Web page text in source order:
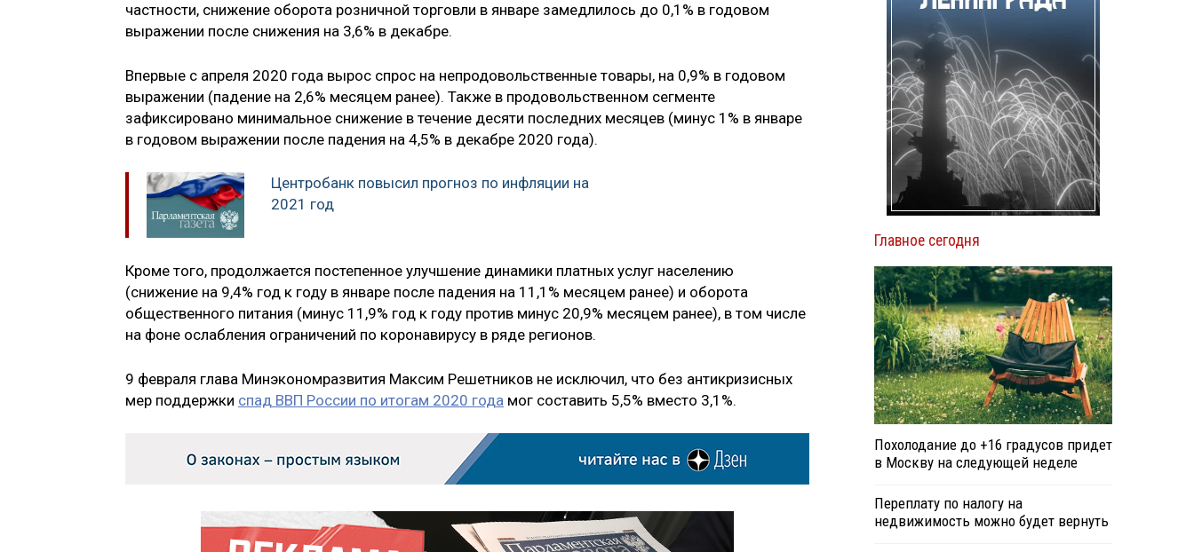
частности, снижение оборота розничной торговли в январе замедлилось до 0,1% в годовом
выражении после снижения на 3,6% в декабре.
Впервые с апреля 2020 года вырос спрос на непродовольственные товары, на 0,9% в годовом
выражении (падение на 2,6% месяцем ранее). Также в продовольственном сегменте
зафиксировано минимальное снижение в течение десяти последних месяцев (минус 1% в январе
в годовом выражении после падения на 4,5% в декабре 2020 года).
Центробанк повысил прогноз по инфляции на
2021 год
Кроме того, продолжается постепенное улучшение динамики платных услуг населению
(снижение на 9,4% год к году в январе после падения на 11,1% месяцем ранее) и оборота
общественного питания (минус 11,9% год к году против минус 20,9% месяцем ранее), в том числе
на фоне ослабления ограничений по коронавирусу в ряде регионов.
9 февраля глава Минэкономразвития Максим Решетников не исключил, что без антикризисных
мер поддержки спад ВВП России по итогам 2020 года мог составить 5,5% вместо 3,1%.
Главное сегодня
Похолодание до +16 градусов придет
в Москву на следующей неделе
Переплату по налогу на
недвижимость можно будет вернуть